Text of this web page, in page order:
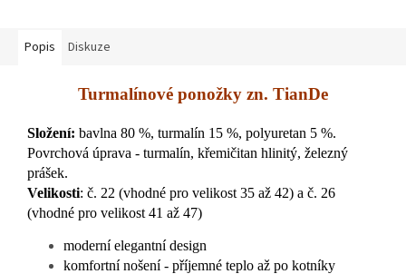
Popis Diskuze
Turmalínové ponožky zn. TianDe
Složení: bavlna 80 %, turmalín 15 %, polyuretan 5 %.
Povrchová úprava - turmalín, křemičitan hlinitý, železný
prášek.
Velikosti: č. 22 (vhodné pro velikost 35 až 42) a č. 26
(vhodné pro velikost 41 až 47)
moderní elegantní design
komfortní nošení - příjemné teplo až po kotníky